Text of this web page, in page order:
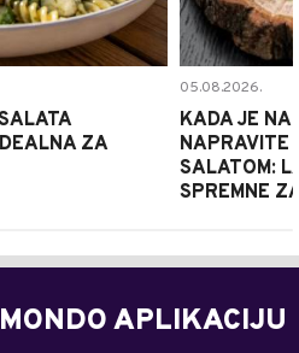
ZA
05.08.2026.
KADA JE
NAPRAVITE
SALATOM:
SPREMNE
APLIKACIJU